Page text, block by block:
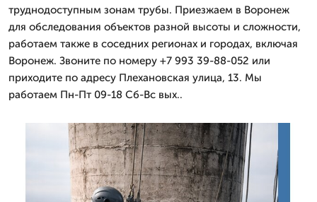
труднодоступным зонам трубы. Приезжаем в Воронеж
для обследования объектов разной высоты и сложности,
работаем также в соседних регионах и городах, включая
Воронеж. Звоните по номеру +7 993 39-88-052 или
приходите по адресу Плехановская улица, 13. Мы
работаем Пн-Пт 09-18 Сб-Вс вых..